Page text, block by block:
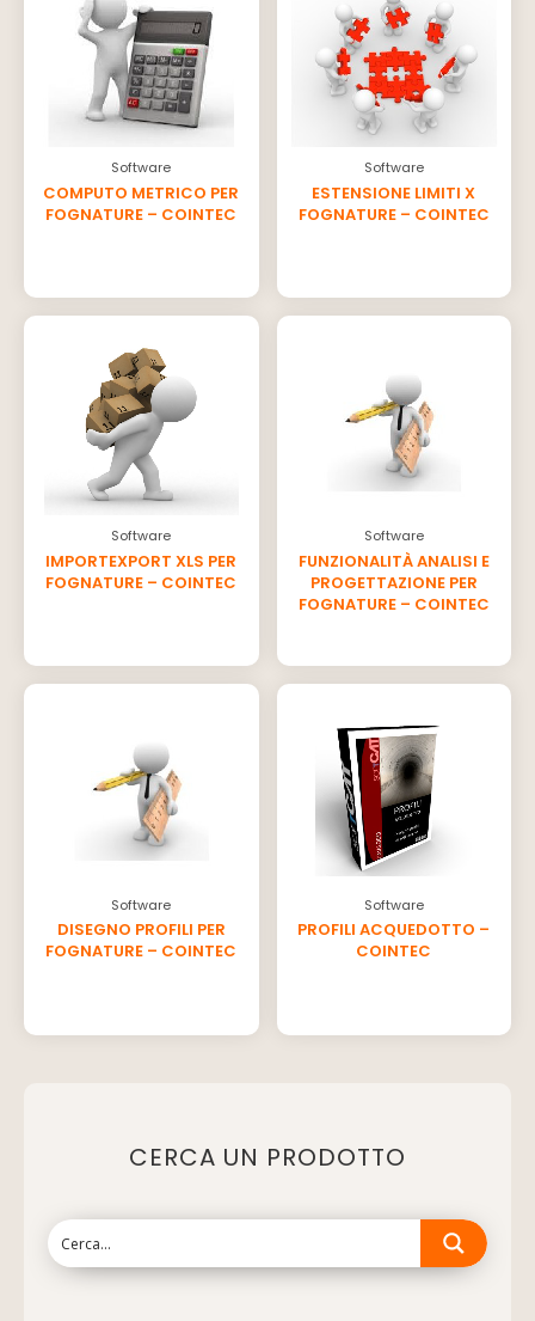
Software
COMPUTO METRICO PER
FOGNATURE – COINTEC
Software
ESTENSIONE LIMITI X
FOGNATURE – COINTEC
Software
IMPORTEXPORT XLS PER
FOGNATURE – COINTEC
Software
FUNZIONALITÀ ANALISI E
PROGETTAZIONE PER
FOGNATURE – COINTEC
Software
DISEGNO PROFILI PER
FOGNATURE – COINTEC
Software
PROFILI ACQUEDOTTO –
COINTEC
CERCA UN PRODOTTO